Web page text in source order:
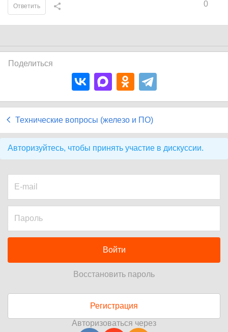
0
Ответить
Поделиться
Технические вопросы (железо и ПО)
Авторизуйтесь, чтобы принять участие в дискуссии.
Войти
Восстановить пароль
Регистрация
Авторизоваться через